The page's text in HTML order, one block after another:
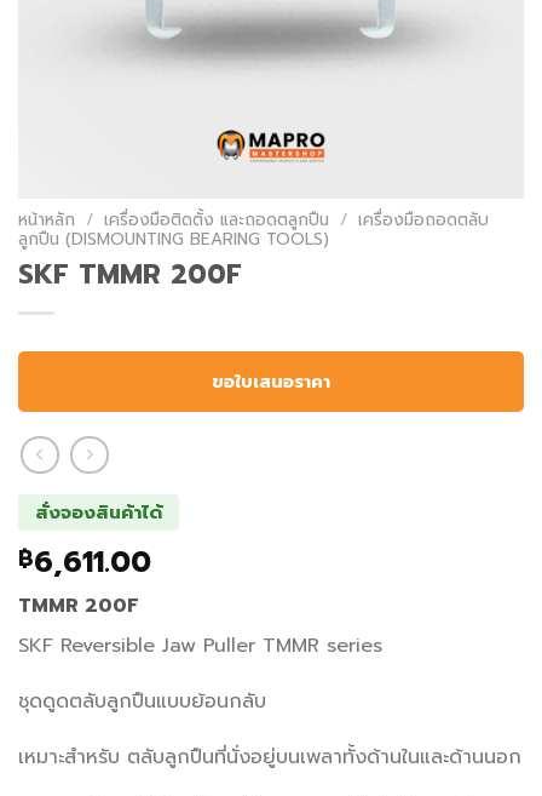
หน้าหลัก / เครื่องมือติดตั้ง และถอดตลูกปืน / เครื่องมือถอดตลับ
ลูกปืน (DISMOUNTING BEARING TOOLS)
SKF TMMR 200F
ขอใบเสนอราคา
สั่งจองสินค้าได้
฿6,611.00
TMMR 200F
SKF Reversible Jaw Puller TMMR series
ชุดดูดตลับลูกปืนแบบย้อนกลับ
เหมาะสำหรับ ตลับลูกปืนที่นั่งอยู่บนเพลาทั้งด้านในและด้านนอก